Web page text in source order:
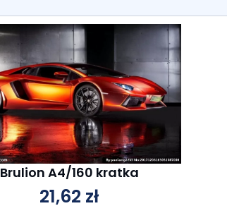
Brulion A4/160 kratka
21,62 zł